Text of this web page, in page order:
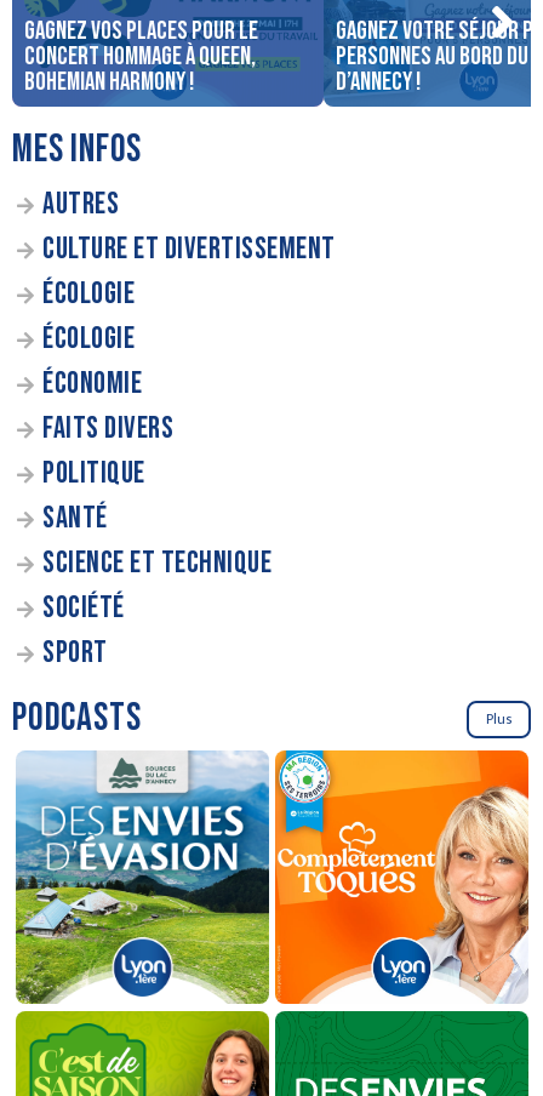
Gagnez vos places pour le
concert Hommage à Queen,
Bohemian Harmony !
Gagnez votre séjour
personnes au bord du
d’Annecy !
MES INFOS
AUTRES
CULTURE ET DIVERTISSEMENT
ÉCOLOGIE
ÉCOLOGIE
ÉCONOMIE
FAITS DIVERS
POLITIQUE
SANTÉ
SCIENCE ET TECHNIQUE
SOCIÉTÉ
SPORT
PODCASTS Plus